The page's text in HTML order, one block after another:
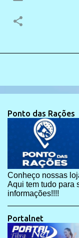
Ponto das Rações
Conheço nossas
Aqui tem tudo para
informações!!!!
Portalnet